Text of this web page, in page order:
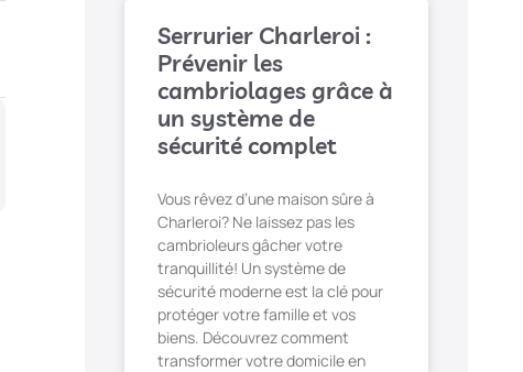
Serrurier Charleroi :
Prévenir les
cambriolages grâce à
un système de
sécurité complet
Vous rêvez d’une maison sûre à
Charleroi? Ne laissez pas les
cambrioleurs gâcher votre
tranquillité! Un système de
sécurité moderne est la clé pour
protéger votre famille et vos
biens. Découvrez comment
transformer votre domicile en